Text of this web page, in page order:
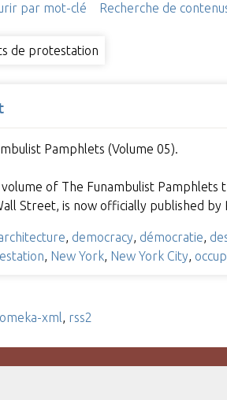
par mot-clé Recherche de
de protestation
Pamphlets (Volume 05).
of The Funambulist Pamphlets
Street, is now officially published by
democracy démocratie
New York, New York City
omeka-xml rss2